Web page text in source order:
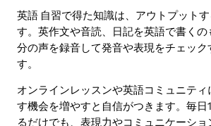
英語 自習で得た知識は、アウトプット
す。英作文や音読、日記を英語で書くの
分の声を録音して発音や表現をチェッ
す。
オンラインレッスンや英語コミュニテ
す機会を増やすと自信がつきます。毎日
るだけでも、表現力やコミュニケーショ